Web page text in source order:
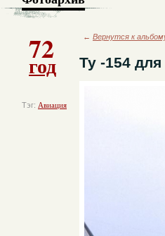
72
год
Тэг: Авиация
← Вернутся к
Ту -154